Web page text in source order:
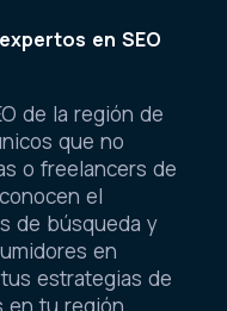
en SEO
de la región de
que no
o freelancers de
el
de búsqueda y
en
estrategias de